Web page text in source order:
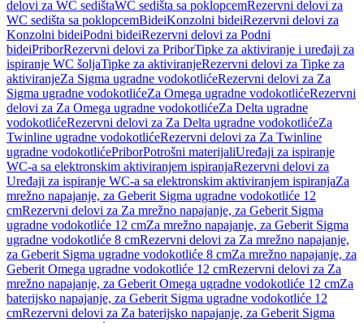
delovi za WC sedištaWC sedišta sa poklopcemRezervni delovi za
WC sedišta sa poklopcemBideiKonzolni bideiRezervni delovi za
Konzolni bideiPodni bideiRezervni delovi za Podni
bideiPriborRezervni delovi za PriborTipke za aktiviranje i uređaji za
ispiranje WC šoljaTipke za aktiviranjeRezervni delovi za Tipke za
aktiviranjeZa Sigma ugradne vodokotlićeRezervni delovi za Za
Sigma ugradne vodokotlićeZa Omega ugradne vodokotlićeRezervni
delovi za Za Omega ugradne vodokotlićeZa Delta ugradne
vodokotlićeRezervni delovi za Za Delta ugradne vodokotlićeZa
Twinline ugradne vodokotlićeRezervni delovi za Za Twinline
ugradne vodokotlićePriborPotrošni materijaliUređaji za ispiranje
WC-a sa elektronskim aktiviranjem ispiranjaRezervni delovi za
Uređaji za ispiranje WC-a sa elektronskim aktiviranjem ispiranjaZa
mrežno napajanje, za Geberit Sigma ugradne vodokotliće 12
cmRezervni delovi za Za mrežno napajanje, za Geberit Sigma
ugradne vodokotliće 12 cmZa mrežno napajanje, za Geberit Sigma
ugradne vodokotliće 8 cmRezervni delovi za Za mrežno napajanje,
za Geberit Sigma ugradne vodokotliće 8 cmZa mrežno napajanje, za
Geberit Omega ugradne vodokotliće 12 cmRezervni delovi za Za
mrežno napajanje, za Geberit Omega ugradne vodokotliće 12 cmZa
baterijsko napajanje, za Geberit Sigma ugradne vodokotliće 12
cmRezervni delovi za Za baterijsko napajanje, za Geberit Sigma